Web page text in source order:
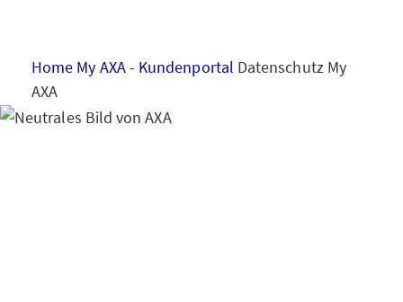
GESUNDHEIT
VORSORGE & VERMÖGEN
Home My AXA - Kundenportal Datenschutz My
AXA